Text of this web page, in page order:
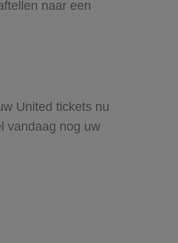
naar een
United tickets nu
vandaag nog uw